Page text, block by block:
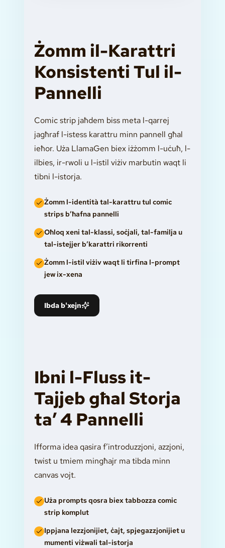
Żomm il-Karattri
Konsistenti Tul il-
Pannelli
Comic strip jaħdem biss meta l-qarrej
jagħraf l-istess karattru minn pannell għal
ieħor. Uża LlamaGen biex iżżomm l-uċuħ, l-
ilbies, ir-rwoli u l-istil viżiv marbutin waqt li
tibni l-istorja.
Żomm l-identità tal-karattru tul comic
strips b’ħafna pannelli
Oħloq xeni tal-klassi, soċjali, tal-familja u
tal-istejjer b’karattri rikorrenti
Żomm l-istil viżiv waqt li tirfina l-prompt
jew ix-xena
Ibda b'xejn
Ibni l-Fluss it-
Tajjeb għal Storja
ta’ 4 Pannelli
Ifforma idea qasira f’introduzzjoni, azzjoni,
twist u tmiem mingħajr ma tibda minn
canvas vojt.
Uża prompts qosra biex tabbozza comic
strip komplut
Ippjana lezzjonijiet, ċajt, spjegazzjonijiet u
mumenti viżwali tal-istorja